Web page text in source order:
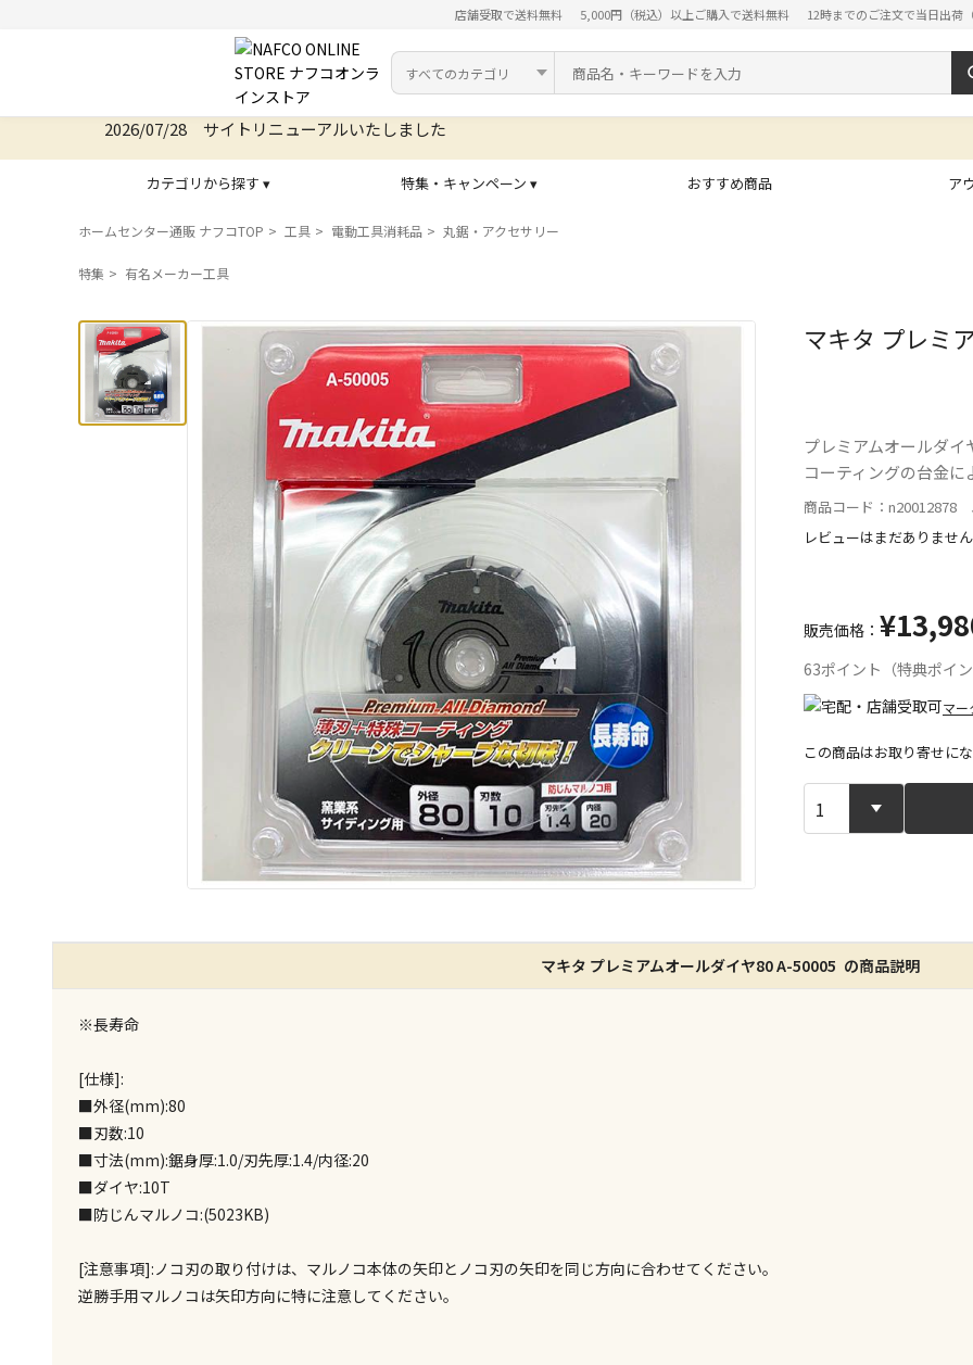
店舗受取で送料無料 5,000円（税込）以上ご購入で送料無料 12時までのご注文で当日出荷（
カテゴリ
検索キーワード
2026/07/28 サイトリニューアルいたしました
2026/07/14 メールアドレス変更いたしました
カテゴリから探す ▾ 特集・キャンペーン ▾ おすすめ商品 ア
ホームセンター通販 ナフコTOP 工具 電動工具消耗品 丸鋸・アクセサリー
特集 有名メーカー工具
マキタ プレミ
プレミアムオールダ
コーティングの台金に
商品コード：n20012878
レビューはまだありません
販売価格：
63ポイント（特典ポイン
マー
宅配や店舗
ん）
※同時購入の
この商品はお取り寄せにな
マキタ プレミアムオールダイヤ80 A-50005 の商品説明
※長寿命
[仕様]:
■外径(mm):80
■刃数:10
■寸法(mm):鋸身厚:1.0/刃先厚:1.4/内径:20
■ダイヤ:10T
■防じんマルノコ:(5023KB)
[注意事項]:ノコ刃の取り付けは、マルノコ本体の矢印とノコ刃の矢印を同じ方向に合わせてください。
逆勝手用マルノコは矢印方向に特に注意してください。